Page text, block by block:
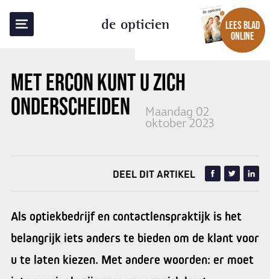
de opticien
LEES BLAD
ONLINE
METERCONKUNT U ZICH
ONDERSCHEIDEN
Maandag 02
oktober 2023
TERUG NAAR OVERZICHT
DEEL DIT ARTIKEL
Als optiekbedrijf en contactlenspraktijk is het
belangrijk iets anders te bieden om de klant voor
u te laten kiezen. Met andere woorden: er moet